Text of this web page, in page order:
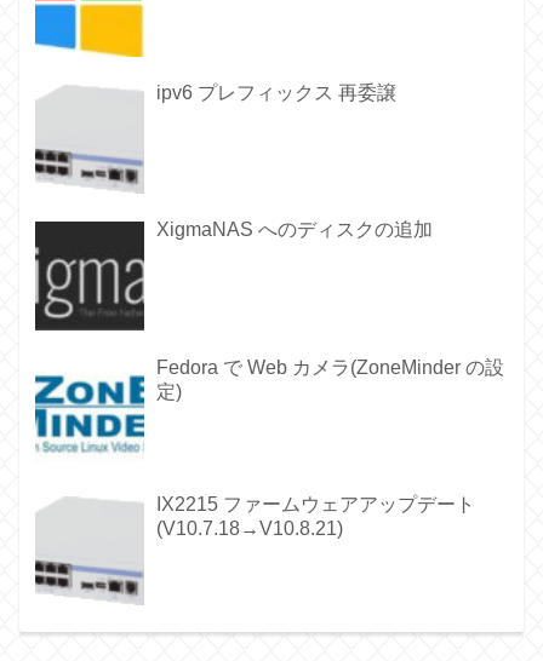
ipv6 プレフィックス 再委譲
XigmaNAS へのディスクの追加
Fedora で Web カメラ(ZoneMinder の設
定)
IX2215 ファームウェアアップデート
(V10.7.18→V10.8.21)